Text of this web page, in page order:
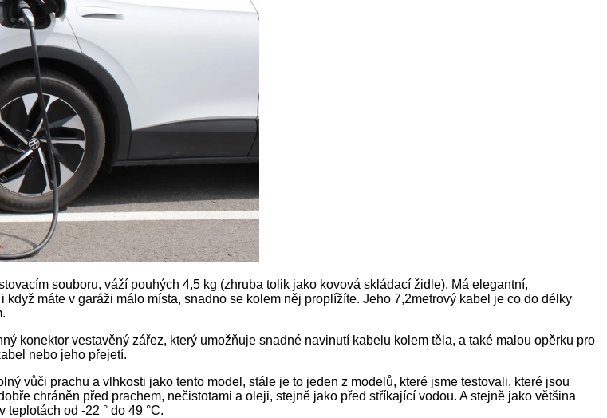
souboru, váží pouhých 4,5 kg (zhruba tolik jako kovová skládací židle). Má elegantní,
máte v garáži málo místa, snadno se kolem něj proplížíte. Jeho 7,2metrový kabel je co do délky
konektor vestavěný zářez, který umožňuje snadné navinutí kabelu kolem těla, a také malou opěrku pro
nebo jeho přejetí.
vůči prachu a vlhkosti jako tento model, stále je to jeden z modelů, které jsme testovali, které jsou
chráněn před prachem, nečistotami a oleji, stejně jako před stříkající vodou. A stejně jako většina
od -22 ° do 49 °C.